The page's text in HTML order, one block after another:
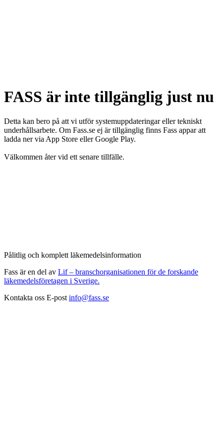
FASS är inte tillgänglig just nu
Detta kan bero på att vi utför systemuppdateringar eller tekniskt
underhållsarbete. Om Fass.se ej är tillgänglig finns Fass appar att
ladda ner via App Store eller Google Play.
Välkommen åter vid ett senare tillfälle.
Pålitlig och komplett läkemedelsinformation
Fass är en del av Lif – branschorganisationen för de forskande
läkemedelsföretagen i Sverige.
Kontakta oss E-post info@fass.se